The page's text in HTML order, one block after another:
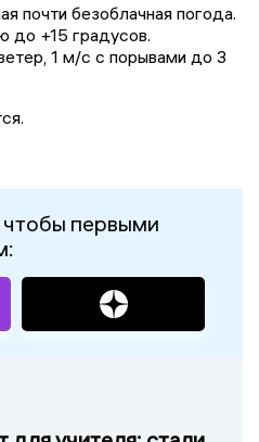
почти безоблачная погода.
до +15 градусов.
1 м/с с порывами до 3
первыми